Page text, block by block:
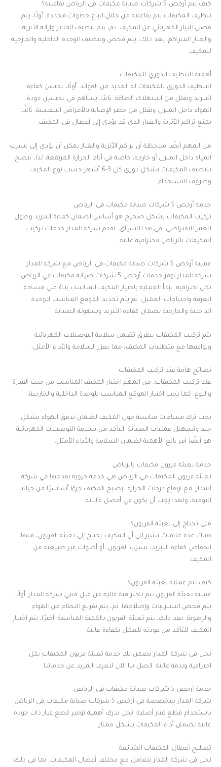
كيف يتم أرخص 5 شركات صيانة مكيفات في الرياض بفاعلية؟
تنظيف المكيفات يتم بفاعلية من خلال اتباع خطوات محددة. أولًا، يتم
فصل التيار الكهربائي عن المكيف. ثم، يتم تنظيف الفلاتر وإزالة الأتربة
والغبار المتراكم. بعد ذلك، يتم فحص وتنظيف الوحدة الداخلية والخارجية
للمكيف.
أهمية التنظيف الدوري للمكيفات
التنظيف الدوري للمكيفات له العديد من الفوائد. أولًا، يحسن كفاءة
التبريد ويقلل من استهلاك الطاقة. ثانيًا، يساهم في تحسين جودة
الهواء داخل المنزل ويقلل من خطر الإصابة بالأمراض التنفسية. ثالثًا،
يمنع تراكم الأتربة والغبار الذي قد يؤدي إلى أعطال في المكيف.
من المهم أيضًا ملاحظة أن تراكم الأتربة والغبار يمكن أن يؤدي إلى تسرب
المياه داخل المنزل أو خارجه، خاصة في أيام الحرارة المرتفعة. لذا، ينصح
بتنظيف المكيفات بشكل دوري كل 3-6 أشهر حسب نوع المكيف
وظروف الاستخدام.
خدمة أرخص 5 شركات صيانة مكيفات في الرياض
تركيب المكيفات بشكل صحيح هو أساس لضمان كفاءة التبريد وطول
العمر الافتراضي. في هذا السياق، تقدم شركة المدار خدمات تركيب
المكيفات بالرياض باحترافية عالية.
عملية أرخص 5 شركات صيانة مكيفات في الرياض مع شركة المدار
شركة المدار توفر خدمات أرخص 5 شركات صيانة مكيفات في الرياض
بكل احترافية. تبدأ العملية باختيار المكيف المناسب بناءً على مساحة
الغرفة واحتياجات العميل. ثم يتم تحديد الموقع المناسب للوحدة
الداخلية والخارجية لضمان كفاءة التبريد وسهولة الصيانة.
يتم تركيب المكيفات بطرق تضمن سلامة التوصيلات الكهربائية
وتوافقها مع متطلبات المكيف، مما يعزز السلامة والأداء الأمثل.
نصائح هامة عند تركيب المكيفات
عند تركيب المكيفات، من المهم اختيار المكيف المناسب من حيث القدرة
والنوع. كما يجب اختيار الموقع المناسب للوحدة الداخلية والخارجية.
يجب ترك مسافات مناسبة حول المكيف لضمان تدفق الهواء بشكل
جيد وتسهيل عمليات الصيانة. التأكد من سلامة التوصيلات الكهربائية
هو أيضًا أمر بالغ الأهمية لضمان السلامة والأداء الأمثل.
خدمة تعبئة فريون مكيفات بالرياض
تعبئة فريون المكيفات في الرياض هي خدمة حيوية نقدمها في شركة
المدار. مع ارتفاع درجات الحرارة، يصبح المكيف جزءًا أساسيًا من حياتنا
اليومية، ولهذا يجب أن يكون في أفضل حالاته.
متى تحتاج إلى تعبئة الفريون؟
هناك عدة علامات تشير إلى أن المكيف يحتاج إلى تعبئة الفريون، منها
انخفاض كفاءة التبريد، تسرب الفريون، أو أصوات غير طبيعية من
المكيف.
كيف تتم عملية تعبئة الفريون؟
عملية تعبئة الفريون تتم باحترافية عالية من قبل فنيي شركة المدار. أولًا،
يتم فحص التسريبات وإصلاحها. ثم، يتم تفريغ النظام من الهواء
والرطوبة. بعد ذلك، يتم تعبئة الفريون بالكمية المناسبة. أخيرًا، يتم اختبار
المكيف للتأكد من عودته للعمل بكفاءة عالية.
نحن في شركة المدار نضمن لك خدمة تعبئة فريون المكيفات بكل
احترافية وبدقة عالية. اتصل بنا الآن لتعرف المزيد عن خدماتنا.
خدمة أرخص 5 شركات صيانة مكيفات في الرياض
شركة المدار متخصصة في أرخص 5 شركات صيانة مكيفات في الرياض
باستخدام قطع غيار أصلية. نحن ندرك أهمية توفير قطع غيار ذات جودة
عالية لضمان أداء المكيفات بشكل ممتاز.
تصليح أعطال المكيفات الشائعة
نحن في شركة المدار نتعامل مع مختلف أعطال المكيفات، بما في ذلك